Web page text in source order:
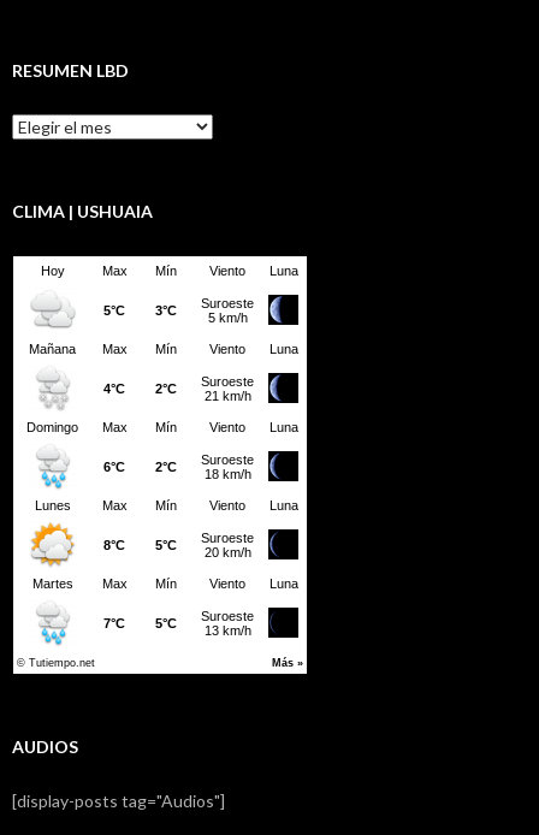
RESUMEN LBD
Resumen
LBD
CLIMA | USHUAIA
AUDIOS
[display-posts tag="Audios"]